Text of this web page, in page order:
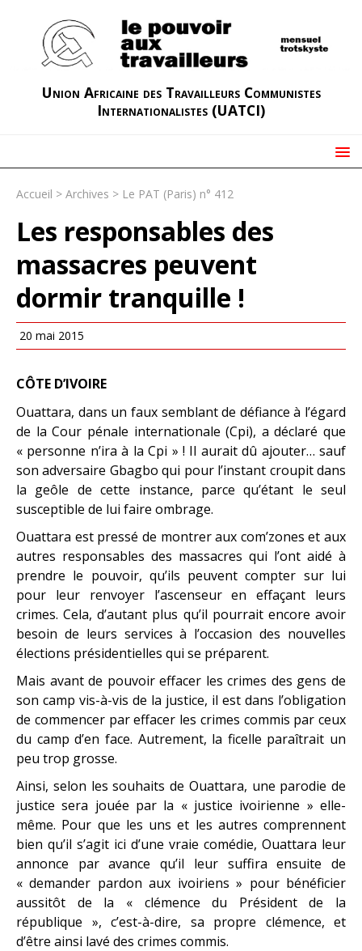
Union Africaine des Travailleurs Communistes
Internationalistes (UATCI)
Accueil > Archives > Le PAT (Paris) n° 412
Les responsables des
massacres peuvent
dormir tranquille !
20 mai 2015
CÔTE D’IVOIRE
Ouattara, dans un faux semblant de défiance à l’égard
de la Cour pénale internationale (Cpi), a déclaré que
« personne n’ira à la Cpi » ! Il aurait dû ajouter… sauf
son adversaire Gbagbo qui pour l’instant croupit dans
la geôle de cette instance, parce qu’étant le seul
susceptible de lui faire ombrage.
Ouattara est pressé de montrer aux com’zones et aux
autres responsables des massacres qui l’ont aidé à
prendre le pouvoir, qu’ils peuvent compter sur lui
pour leur renvoyer l’ascenseur en effaçant leurs
crimes. Cela, d’autant plus qu’il pourrait encore avoir
besoin de leurs services à l’occasion des nouvelles
élections présidentielles qui se préparent.
Mais avant de pouvoir effacer les crimes des gens de
son camp vis-à-vis de la justice, il est dans l’obligation
de commencer par effacer les crimes commis par ceux
du camp d’en face. Autrement, la ficelle paraîtrait un
peu trop grosse.
Ainsi, selon les souhaits de Ouattara, une parodie de
justice sera jouée par la « justice ivoirienne » elle-
même. Pour que les uns et les autres comprennent
bien qu’il s’agit ici d’une vraie comédie, Ouattara leur
annonce par avance qu’il leur suffira ensuite de
« demander pardon aux ivoiriens » pour bénéficier
aussitôt de la « clémence du Président de la
république », c’est-à-dire, sa propre clémence, et
d’être ainsi lavé des crimes commis.